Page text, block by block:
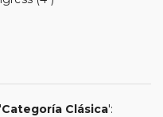
Categoría Clásica':